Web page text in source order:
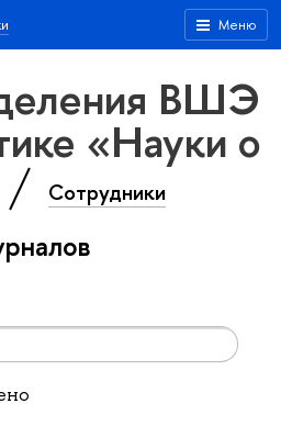
Меню
ВШЭ
«Науки о
Сотрудники